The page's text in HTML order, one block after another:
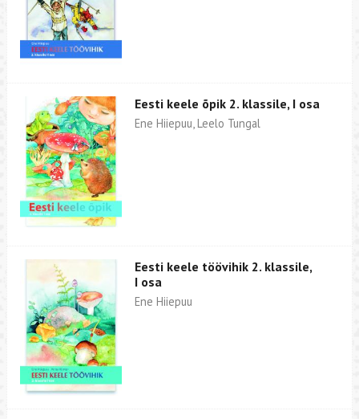
Eesti keele õpik 2. klassile, I osa
Ene Hiiepuu, Leelo Tungal
Eesti keele töövihik 2. klassile,
I osa
Ene Hiiepuu